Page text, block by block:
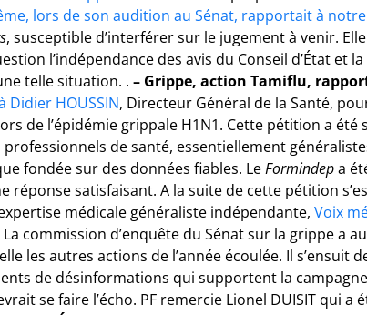
lors de son audition au Sénat, rapportait à
, susceptible d’interférer sur le jugement à venir.
l’indépendance des avis du Conseil d’État et
telle situation. . – Grippe, action Tamiflu,
HOUSSIN, Directeur Général de la Santé,
de l’épidémie grippale H1N1. Cette pétition a été
de santé, essentiellement
fondée sur des données fiables. LeFormindepa
réponse satisfaisant. A la suite de cette pétition
médicale généraliste indépendante, Voix
La commission d’enquête du Sénat sur la grippe a
les autres actions de l’année écoulée. Il s’ensuit
de désinformations qui supportent la
se faire l’écho. PF remercie Lionel DUISIT qui a